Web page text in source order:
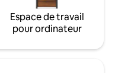
Espace de travail
pour ordinateur